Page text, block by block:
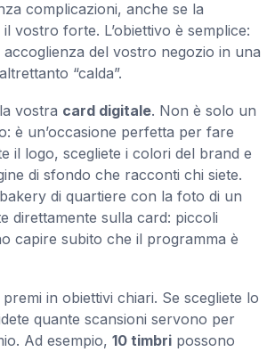
complicazioni, anche se la
vostro forte. L’obiettivo è semplice:
del vostro negozio in una
“calda”.
vostra card digitale. Non è solo un
è un’occasione perfetta per fare
il logo, scegliete i colori del brand e
di sfondo che racconti chi siete.
di quartiere con la foto di un
direttamente sulla card: piccoli
capire subito che il programma è
in obiettivi chiari. Se scegliete lo
quante scansioni servono per
Ad esempio, 10 timbri possono